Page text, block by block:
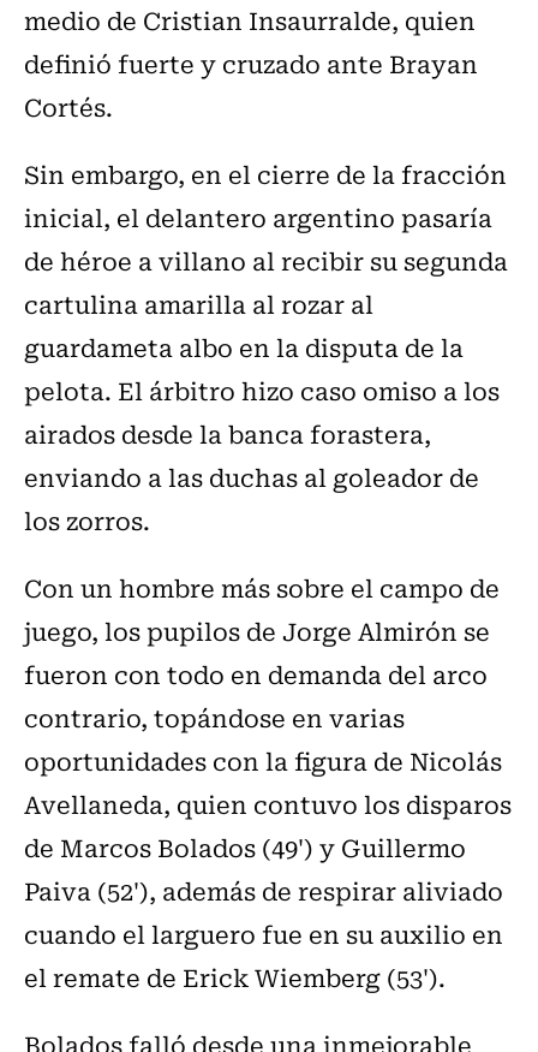
medio de Cristian Insaurralde, quien
definió fuerte y cruzado ante Brayan
Cortés.
Sin embargo, en el cierre de la fracción
inicial, el delantero argentino pasaría
de héroe a villano al recibir su segunda
cartulina amarilla al rozar al
guardameta albo en la disputa de la
pelota. El árbitro hizo caso omiso a los
airados desde la banca forastera,
enviando a las duchas al goleador de
los zorros.
Con un hombre más sobre el campo de
juego, los pupilos de Jorge Almirón se
fueron con todo en demanda del arco
contrario, topándose en varias
oportunidades con la figura de Nicolás
Avellaneda, quien contuvo los disparos
de Marcos Bolados (49') y Guillermo
Paiva (52'), además de respirar aliviado
cuando el larguero fue en su auxilio en
el remate de Erick Wiemberg (53').
Bolados falló desde una inmejorable